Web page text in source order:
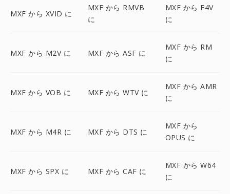
MXF から XVID に
MXF から RMVB
に
MXF から F4V
に
MXF から M2V に MXF から ASF に
MXF から RM
に
MXF から VOB に MXF から WTV に
MXF から AMR
に
MXF から M4R に MXF から DTS に
MXF から
OPUS に
MXF から SPX に MXF から CAF に
MXF から W64
に